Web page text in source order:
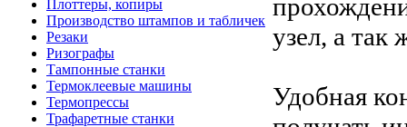
Плоттеры, копиры
Производство штампов и табличек
Резаки
Ризографы
Тампонные станки
Термоклеевые машины
Термопрессы
Трафаретные станки
узел, а так
Удобная